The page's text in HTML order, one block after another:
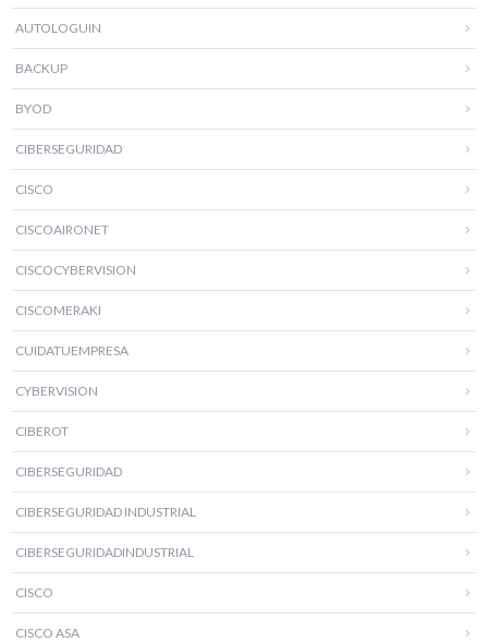
AUTOLOGUIN
BACKUP
BYOD
CIBERSEGURIDAD
CISCO
CISCOAIRONET
CISCOCYBERVISION
CISCOMERAKI
CUIDATUEMPRESA
CYBERVISION
CIBEROT
CIBERSEGURIDAD
CIBERSEGURIDAD INDUSTRIAL
CIBERSEGURIDADINDUSTRIAL
CISCO
CISCO ASA